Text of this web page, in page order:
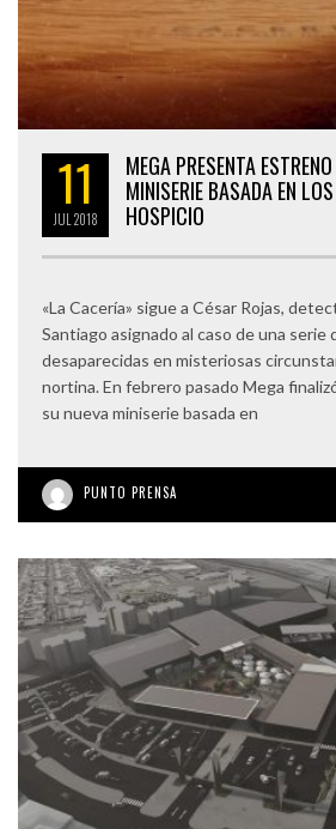
11
JUL 2018
MEGA PRESENTA
MINISERIE BASADA EN
HOSPICIO
«La Cacería» sigue a César Rojas,
Santiago asignado al caso de una serie
desaparecidas en misteriosas
nortina. En febrero pasado Mega
su nueva miniserie basada en
PUNTO PRENSA